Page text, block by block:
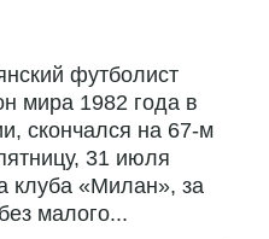
футболист
мира 1982 года в
скончался на 67-м
31 июля
клуба «Милан», за
малого...